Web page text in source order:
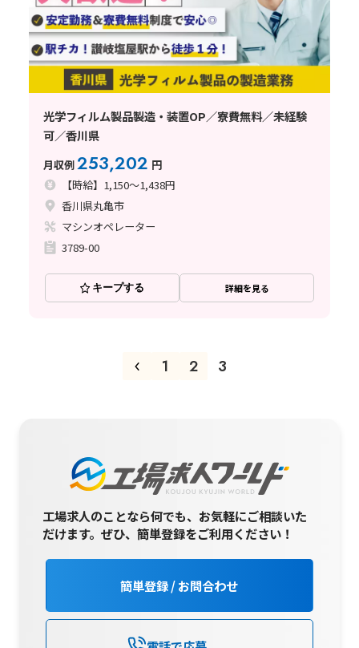
光学フィルム製品製造・装置OP／寮費無料／未経験
可／香川県
月収例253,202 円
【時給】1,150～1,438円
香川県丸亀市
マシンオペレーター
3789-00
キープする 詳細を見る
1 2 3
工場求人のことなら何でも、お気軽にご相談いた
だけます。ぜひ、簡単登録をご利用ください！
簡単登録 / お問合わせ